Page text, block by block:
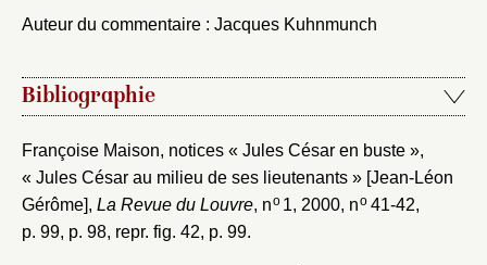
Auteur du commentaire : Jacques Kuhnmunch
Bibliographie
Françoise Maison, notices « Jules César en buste »,
« Jules César au milieu de ses lieutenants » [Jean-Léon
Gérôme], La Revue du Louvre, no 1, 2000, no41-42,
p. 99, p. 98, repr. fig. 42, p. 99.
Créer et ajouter
Envoyer
Vous avez oublié votre mot de passe ?